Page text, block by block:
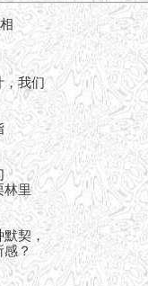
，我们
林里
默契，
？